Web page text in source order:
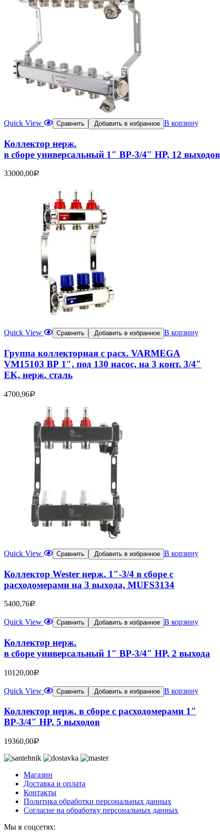
Quick View Сравнить Добавить в избранное В корзину
Коллектор нерж.
в сборе универсальный 1″ ВР-3/4″ НР, 12 выходов
33000,00Р
Quick View Сравнить Добавить в избранное В корзину
Группа коллекторная с расх. VARMEGA
VM15103 ВР 1″, под 130 насос, на 3 конт. 3/4″
EK, нерж. сталь
4700,96Р
Quick View Сравнить Добавить в избранное В корзину
Коллектор Wester нерж. 1″-3/4 в сборе с
расходомерами на 3 выхода, MUFS3134
5400,76Р
Quick View Сравнить Добавить в избранное В корзину
Коллектор нерж.
в сборе универсальный 1″ ВР-3/4″ НР, 2 выхода
10120,00Р
Quick View Сравнить Добавить в избранное В корзину
Коллектор нерж. в сборе с расходомерами 1″
ВР-3/4″ НР, 5 выходов
19360,00Р
Магазин
Доставка и оплата
Контакты
Политика обработки персональных данных
Согласие на обработку персональных данных
Мы в соцсетях: